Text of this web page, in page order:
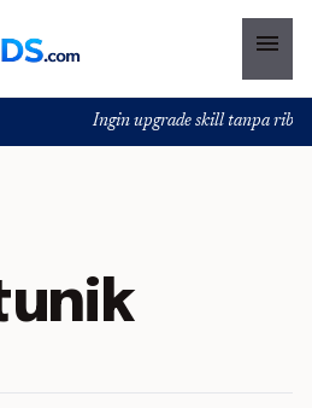
menu
Ingin upgrade skill tanpa ribet?